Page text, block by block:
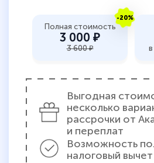
-20%
Полная стоимость
3 000 ₽
3 600 ₽
Выгодная
несколько
рассрочки от
и переплат
Возможность
налоговый вычет